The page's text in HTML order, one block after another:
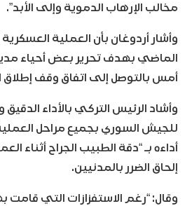
مخالب الإرهاب الدموية وإلى الأبد”.
وأشار أردوغان بأن العملية
الماضي بهدف تحرير بعض أحياء
أمس بالتوصل إلى اتفاق وقف إطلاق
وأشاد الرئيس التركي بالأداء
للجيش السوري بجميع مراحل
أداءه بـ “دقة الطبيب الجراح أثناء
إلحاق الضرر بالمدنيين.
وقال: “رغم الاستفزازات التي قامت